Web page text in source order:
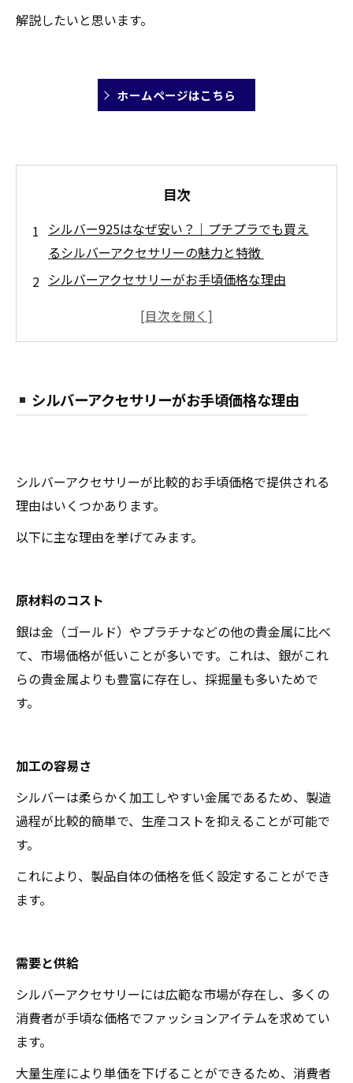
解説したいと思います。
ホームページはこちら
目次
シルバー925はなぜ安い？｜プチプラでも買え
るシルバーアクセサリーの魅力と特徴
シルバーアクセサリーがお手頃価格な理由
シルバー925の価値とは？
シルバー925と金属アレルギー
シルバー925のおすすめデザイン
シルバーアクセサリーの良いショップの選び方
ビ白石店
買取大吉セラビ白石店
シルバーアクセサリーがお手頃価格な理由
シルバーアクセサリーが比較的お手頃価格で提供される
理由はいくつかあります。
以下に主な理由を挙げてみます。
原材料のコスト
銀は金（ゴールド）やプラチナなどの他の貴金属に比べ
て、市場価格が低いことが多いです。これは、銀がこれ
らの貴金属よりも豊富に存在し、採掘量も多いためで
す。
加工の容易さ
シルバーは柔らかく加工しやすい金属であるため、製造
過程が比較的簡単で、生産コストを抑えることが可能で
す。
これにより、製品自体の価格を低く設定することができ
ます。
需要と供給
シルバーアクセサリーには広範な市場が存在し、多くの
消費者が手頃な価格でファッションアイテムを求めてい
ます。
大量生産により単価を下げることができるため、消費者